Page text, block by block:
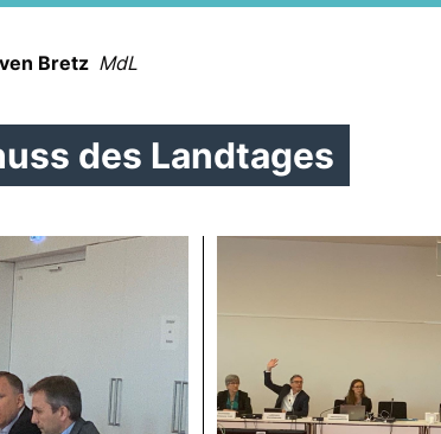
Bretz MdL
des Landtages